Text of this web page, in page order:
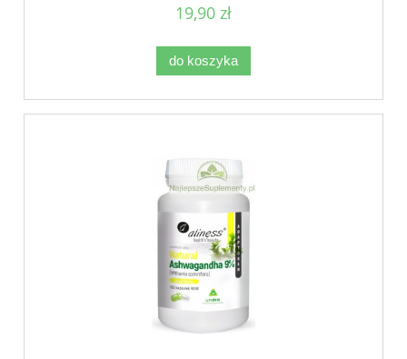
19,90 zł
do koszyka